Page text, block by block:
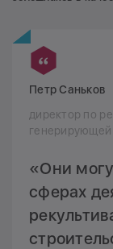
Петр Саньков
директор по
генерирующей
«Они
сферах